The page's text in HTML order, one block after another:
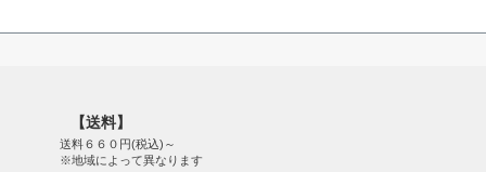
【送料】
送料６６０円(税込)～
※地域によって異なります